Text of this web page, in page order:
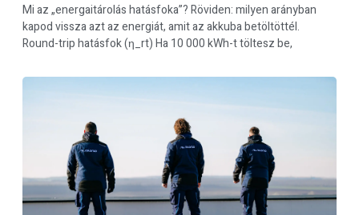
Mi az „energaitárolás hatásfoka”? Röviden: milyen arányban
kapod vissza azt az energiát, amit az akkuba betöltöttél.
Round-trip hatásfok (η_rt) Ha 10 000 kWh-t töltesz be,